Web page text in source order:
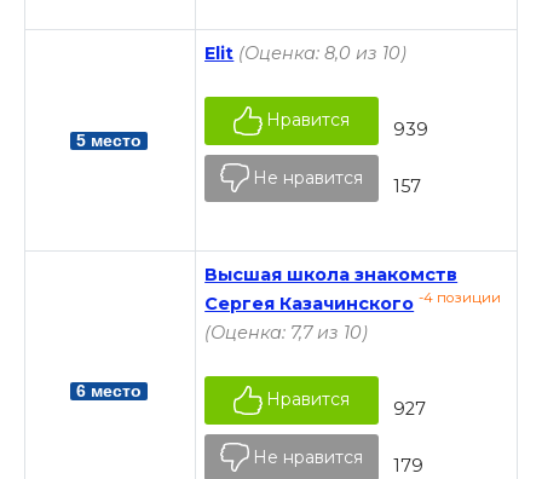
5 место
Elit (Оценка: 8,0 из 10)
Нравится 939
Не нравится 157
6 место
Высшая школа знакомств
Сергея Казачинского -4 позиции
(Оценка: 7,7 из 10)
Нравится 927
Не нравится 179